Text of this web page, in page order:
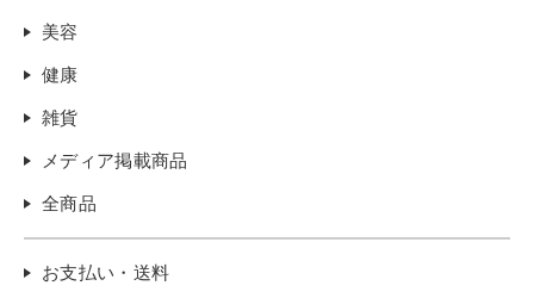
美容
健康
雑貨
メディア掲載商品
全商品
お支払い・送料